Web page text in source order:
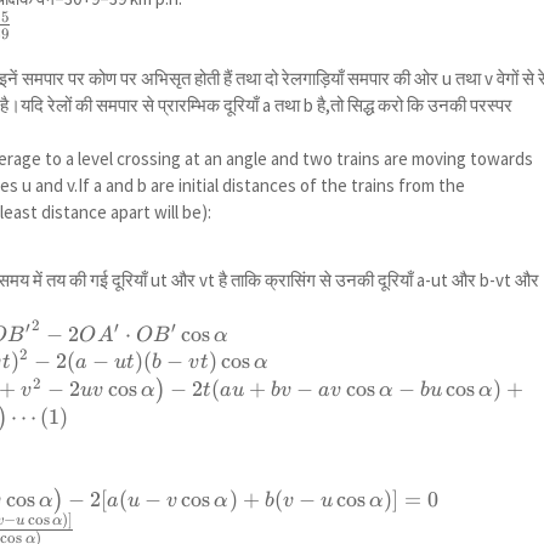
समपार पर कोण पर अभिसृत होती हैं तथा दो रेलगाड़ियाँ समपार की ओर u तथा v वेगों से
रेलों की समपार से प्रारम्भिक दूरियाँ a तथा b है,तो सिद्ध करो कि उनकी परस्पर
to a level crossing at an angle and two trains are moving towards
u and v.If a and b are initial distances of the trains from the
distance apart will be):
t समय में तय की गई दूरियाँ ut और vt है ताकि क्रासिंग से उनकी दूरियाँ a-ut और b-vt और
=
B′2 − 2OA′ ⋅ OB′ cosα
t)2 − 2(a − ut)(b − vt)cosα
+ v2 − 2uv cos α) − 2t(au + bv − av cosα − bucosα) +
) ⋯ (1)
cos α) − 2[a(u − v cos α) + b(v − ucosα)] = 0
cos α)
−u cos α)